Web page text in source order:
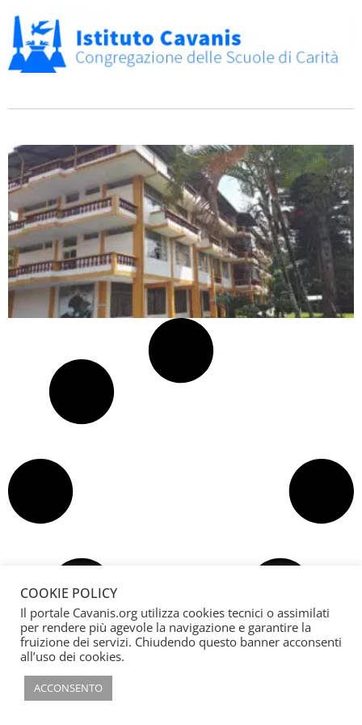
COOKIE POLICY
Il portale Cavanis.org utilizza cookies tecnici o assimilati
per rendere più agevole la navigazione e garantire la
fruizione dei servizi. Chiudendo questo banner acconsenti
all’uso dei cookies.
ACCONSENTO